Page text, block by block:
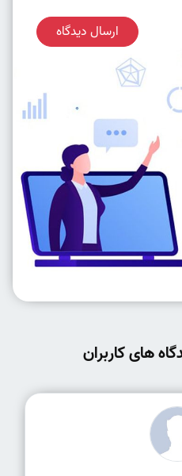
ارسال دیدگاه
های کاربران